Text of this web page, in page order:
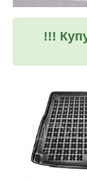
!!!